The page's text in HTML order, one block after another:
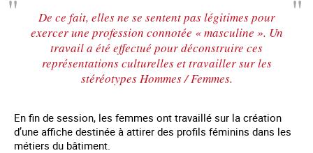
De ce fait, elles ne se sentent pas légitimes pour
exercer une profession connotée « masculine ». Un
travail a été effectué pour déconstruire ces
représentations culturelles et travailler sur les
stéréotypes Hommes / Femmes.
En fin de session, les femmes ont travaillé sur la création
d’une affiche destinée à attirer des profils féminins dans les
métiers du bâtiment.